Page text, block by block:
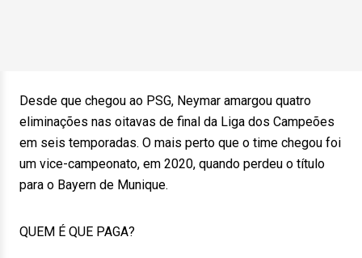
Desde que chegou ao PSG, Neymar amargou quatro
eliminações nas oitavas de final da Liga dos Campeões
em seis temporadas. O mais perto que o time chegou foi
um vice-campeonato, em 2020, quando perdeu o título
para o Bayern de Munique.
QUEM É QUE PAGA?